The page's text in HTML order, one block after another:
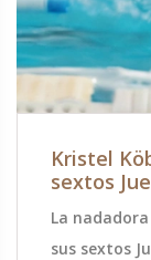
Kristel
sextos
La
sus sextos